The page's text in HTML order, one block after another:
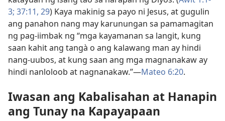
3; 37:11, 29) Kaya makinig sa payo ni Jesus, at gugulin
ang panahon nang may karunungan sa pamamagitan
ng pag-iimbak ng “mga kayamanan sa langit, kung
saan kahit ang tangà o ang kalawang man ay hindi
nang-uubos, at kung saan ang mga magnanakaw ay
hindi nanloloob at nagnanakaw.”​—Mateo 6:20.
Iwasan ang Kabalisahan at Hanapin
ang Tunay na Kapayapaan